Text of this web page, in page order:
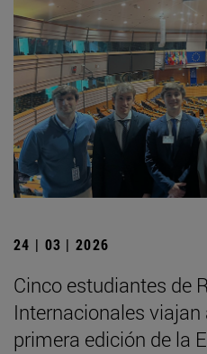
24 | 03 | 2026
Cinco estudiantes de
Internacionales viajan
primera edición de la